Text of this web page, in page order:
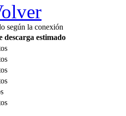
según la conexión
descarga estimado